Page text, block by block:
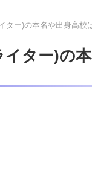
ター)の本名や出身高校
ター)の